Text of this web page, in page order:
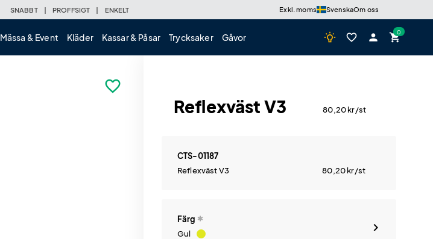
SNABBT | PROFFSIGT | ENKELT Exkl. moms SvenskaOm oss
Mässa & Event Kläder Kassar & Påsar Trycksaker Gåvor wb_incandescent favorite_border person shopping_cart
favorite_border
Reflexväst V3 80,20kr/st
CTS-01187
Reflexväst V3
80,20kr/st
Färg
Gul